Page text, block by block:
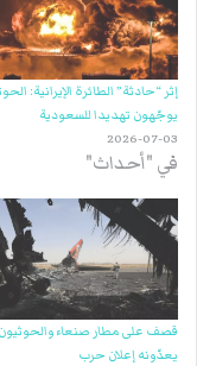
إثر “حادثة” الطائرة الإيرانية:
يوجّهون تهديدا للسعودية
2026-07-03
في "أحداث"
قصف على مطار صنعاء والحوثيون
يعدّونه إعلان حرب